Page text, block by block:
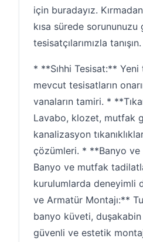
için buradayız.
kısa sürede sorununuzu
tesisatçılarımızla tanışın.
* **Sıhhi Tesisat:** Yeni
mevcut tesisatların
vanaların tamiri. *
Lavabo, klozet, mutfak
kanalizasyon
çözümleri. * **Banyo ve
Banyo ve mutfak
kurulumlarda deneyimli
ve Armatür Montajı:**
banyo küveti, duşakabin
güvenli ve estetik